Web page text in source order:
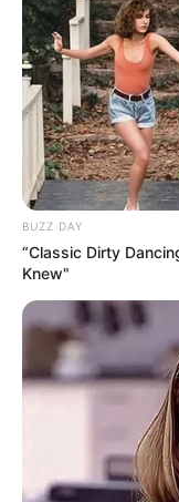
O carvão mineral
serviços que
batizado de
cobrança de
O combustível
BUZZ DAY
“Classic Dirty
Knew"